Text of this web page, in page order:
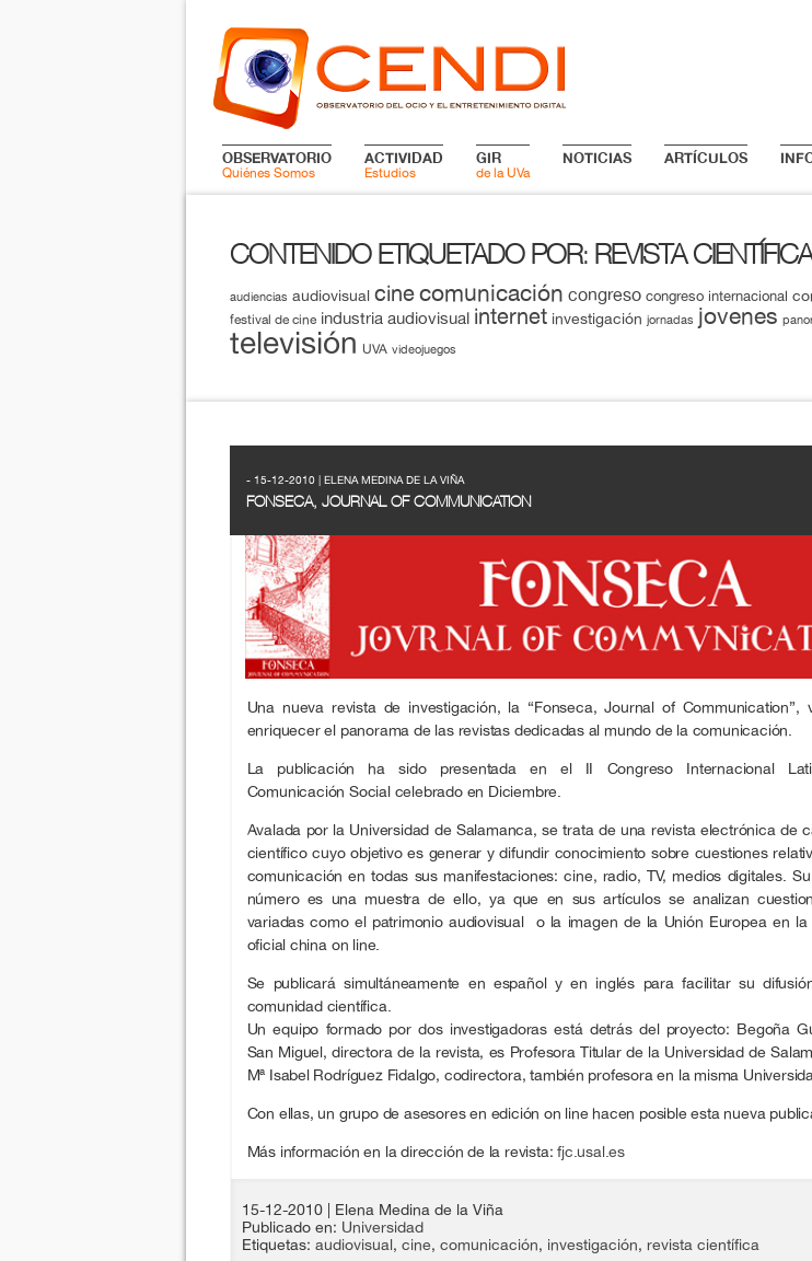
OBSERVATORIO
Quiénes Somos
ACTIVIDAD
Estudios
GIR
de la UVa
NOTICIAS ARTÍCULOS
CONTENIDO ETIQUETADO POR: REVISTA CIENTÍFICA
audiencias audiovisual cinecomunicación congreso congreso internacional
festival de cine industria audiovisual internet investigación jornadas jovenes
televisión UVA videojuegos
- 15-12-2010 | ELENA MEDINA DE LA VIÑA
FONSECA, JOURNAL OF COMMUNICATION
Una nueva revista de investigación, la “Fonseca, Journal of Communication”,
enriquecer el panorama de las revistas dedicadas al mundo de la comunicación.
La publicación ha sido presentada en el II Congreso Internacional
Comunicación Social celebrado en Diciembre.
Avalada por la Universidad de Salamanca, se trata de una revista electrónica de
científico cuyo objetivo es generar y difundir conocimiento sobre cuestiones
comunicación en todas sus manifestaciones: cine, radio, TV, medios digitales.
número es una muestra de ello, ya que en sus artículos se analizan
variadas como el patrimonio audiovisual o la imagen de la Unión Europea en la
oficial china on line.
Se publicará simultáneamente en español y en inglés para facilitar su
comunidad científica.
Un equipo formado por dos investigadoras está detrás del proyecto: Begoña
San Miguel, directora de la revista, es Profesora Titular de la Universidad de
Mª Isabel Rodríguez Fidalgo, codirectora, también profesora en la misma
Con ellas, un grupo de asesores en edición on line hacen posible esta nueva
Más información en la dirección de la revista:fjc.usal.es
15-12-2010
| Elena Medina de la Viña
Publicado en: Universidad
Etiquetas: audiovisual, cine, comunicación, investigación, revista científica